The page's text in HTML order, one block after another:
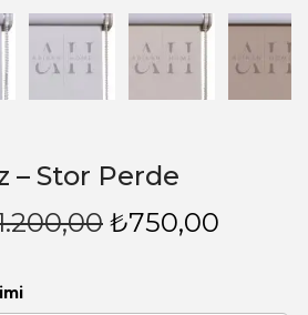
– Stor Perde
₺750,00